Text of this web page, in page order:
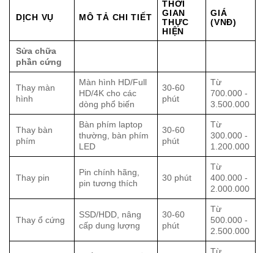
DỊCH VỤ MÔ TẢ CHI TIẾT
THỜI
GIAN
THỰC
HIỆN
GIÁ
(VNĐ)
Sửa chữa
phần cứng
Thay màn
hình
Màn hình HD/Full
HD/4K cho các
dòng phổ biến
30-60
phút
Từ
700.000 -
3.500.000
Thay bàn
phím
Bàn phím laptop
thường, bàn phím
LED
30-60
phút
Từ
300.000 -
1.200.000
Thay pin
Pin chính hãng,
pin tương thích
30 phút
Từ
400.000 -
2.000.000
Thay ổ cứng
SSD/HDD, nâng
cấp dung lượng
30-60
phút
Từ
500.000 -
2.500.000